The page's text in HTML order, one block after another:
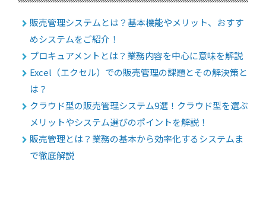
販売管理システムとは？基本機能やメリット、おすす
めシステムをご紹介！
プロキュアメントとは？業務内容を中心に意味を解説
Excel（エクセル）での販売管理の課題とその解決策と
は？
クラウド型の販売管理システム9選！クラウド型を選ぶ
メリットやシステム選びのポイントを解説！
販売管理とは？業務の基本から効率化するシステムま
で徹底解説